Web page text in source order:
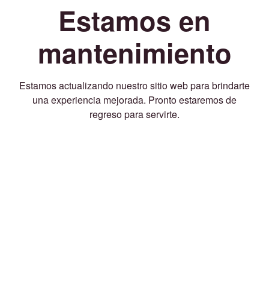
Estamos en
mantenimiento
Estamos actualizando nuestro sitio web para brindarte
una experiencia mejorada. Pronto estaremos de
regreso para servirte.